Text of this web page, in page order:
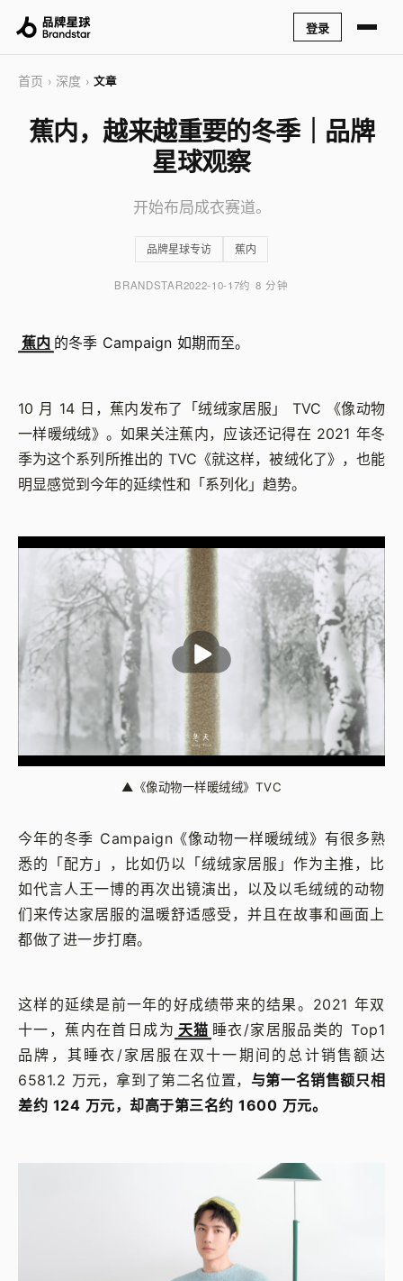
登录
首页 › 深度 › 文章
蕉内，越来越重要的冬季｜品牌
星球观察
开始布局成衣赛道。
品牌星球专访 蕉内
BRANDSTAR2022-10-17约 8 分钟
蕉内 的冬季 Campaign 如期而至。
10 月 14 日，蕉内发布了「绒绒家居服」 TVC 《像动物
一样暖绒绒》。如果关注蕉内，应该还记得在 2021 年冬
季为这个系列所推出的 TVC《就这样，被绒化了》，也能
明显感觉到今年的延续性和「系列化」趋势。
▲ 《像动物一样暖绒绒》TVC
今年的冬季 Campaign《像动物一样暖绒绒》有很多熟
悉的「配方」，比如仍以「绒绒家居服」作为主推，比
如代言人王一博的再次出镜演出，以及以毛绒绒的动物
们来传达家居服的温暖舒适感受，并且在故事和画面上
都做了进一步打磨。
这样的延续是前一年的好成绩带来的结果。2021 年双
十一，蕉内在首日成为 天猫 睡衣/家居服品类的 Top1
品牌，其睡衣/家居服在双十一期间的总计销售额达
6581.2 万元，拿到了第二名位置， 与第一名销售额只相
差约 124 万元，却高于第三名约 1600 万元。